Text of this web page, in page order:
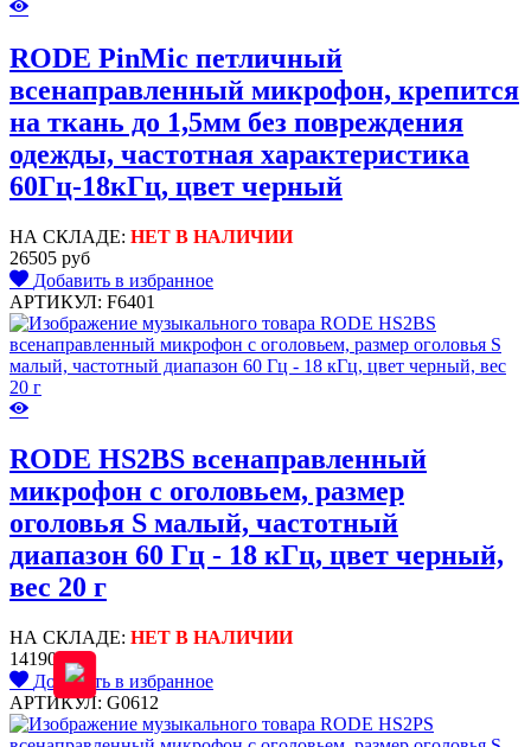
RODE PinMic петличный
всенаправленный микрофон, крепится
на ткань до 1,5мм без повреждения
одежды, частотная характеристика
60Гц-18кГц, цвет черный
НА СКЛАДЕ: НЕТ В НАЛИЧИИ
26505 руб
Добавить в избранное
АРТИКУЛ: F6401
RODE HS2BS всенаправленный
микрофон с оголовьем, размер
оголовья S малый, частотный
диапазон 60 Гц - 18 кГц, цвет черный,
вес 20 г
НА СКЛАДЕ: НЕТ В НАЛИЧИИ
14190 руб
Добавить в избранное
АРТИКУЛ: G0612